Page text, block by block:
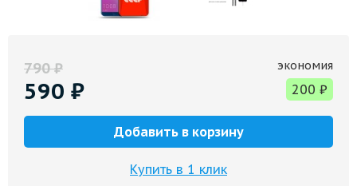
790₽
590 ₽
экономия
200 ₽
Добавить в корзину
Купить в 1 клик